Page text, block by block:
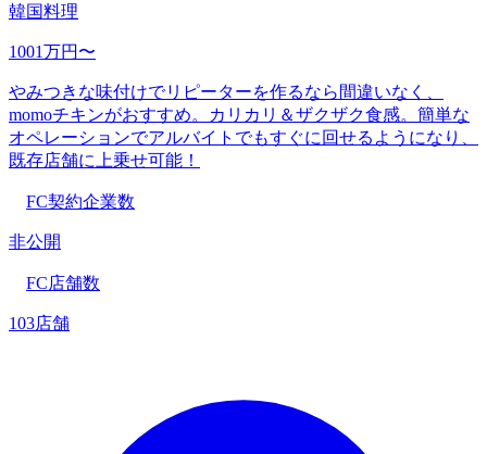
韓国料理
1001万円〜
やみつきな味付けでリピーターを作るなら間違いなく、
momoチキンがおすすめ。カリカリ＆ザクザク食感。簡単な
オペレーションでアルバイトでもすぐに回せるようになり、
既存店舗に上乗せ可能！
FC契約企業数
非公開
FC店舗数
103店舗